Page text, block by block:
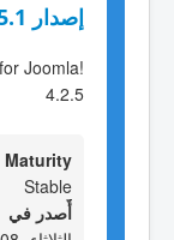
إصدار 4.2.5.1
Joomla!
4.2.5
Maturity
Stable
أٌصدر في